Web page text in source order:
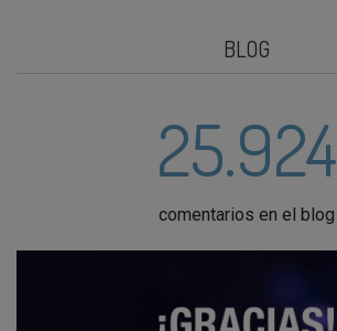
BLOG
25.924
comentarios en el blog